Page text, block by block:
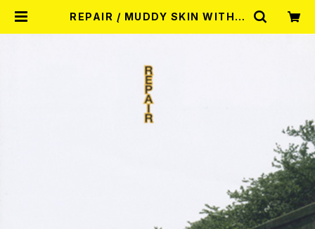
REPAIR / MUDDY SKIN WITH P